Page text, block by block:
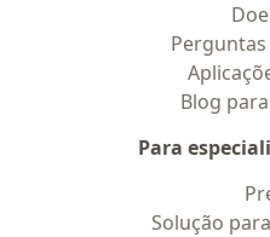
Blog
Para
Solução